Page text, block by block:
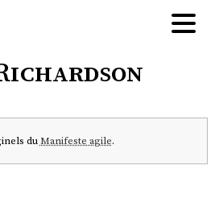
duManifeste agile.